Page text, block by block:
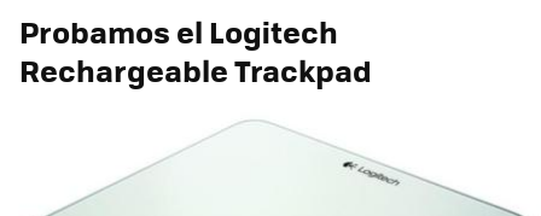
Probamos el Logitech
Rechargeable Trackpad